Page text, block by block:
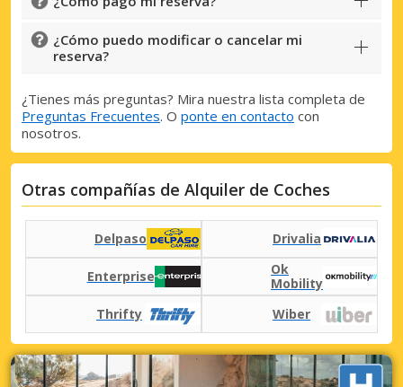
¿Cómo puedo modificar o cancelar mi
reserva?
¿Tienes más preguntas? Mira nuestra lista completa de
Preguntas Frecuentes. O ponte en contacto con
nosotros.
Otras compañías de Alquiler de Coches
Delpaso Drivalia
Enterprise
Ok
Mobility
Thrifty
Wiber